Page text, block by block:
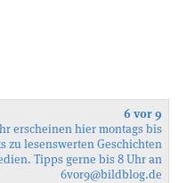
6 vor 9
erscheinen hier montags bis
zu lesenswerten Geschichten
Tipps gerne bis 8 Uhr an
6vor9@bildblog.de